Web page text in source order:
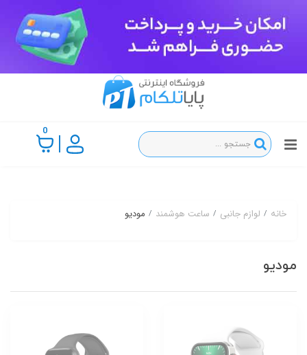
0
خانه لوازم جانبی ساعت هوشمند مودیو
مودیو